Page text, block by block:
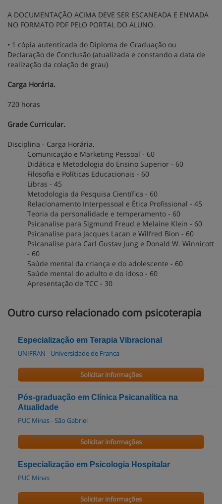
A DOCUMENTAÇÃO ACIMA DEVE SER ESCANEADA E ENVIADA
NO FORMATO PDF PELO PORTAL DO ALUNO.
• 1 cópia autenticada do Diploma de Graduação ou
Declaração de Conclusão (atualizada e constando a data de
realização da colação de grau)
Carga Horária.
720 horas
Grade Curricular.
Disciplina - Carga Horária.
Comunicação e Marketing Pessoal - 60
Didática e Metodologia do Ensino Superior - 60
Filosofia e Políticas Educacionais - 60
Libras - 45
Metodologia da Pesquisa Científica - 60
Relacionamento Interpessoal e Ética Profissional - 45
Teoria da personalidade e temperamento - 60
Psicanalise para Sigmund Freud e Melaine Klein - 60
Psicanalise para Jacques Lacan e Wilfred Bion - 60
Psicanalise para Carl Gustav Jung e Donald W. Winnicott
- 60
Saúde mental da criança e do adolescente - 60
Saúde mental do adulto e do idoso - 60
Apresentação de TCC - 30
Outro curso relacionado com psicoterapia
Especialização em Terapia Vibracional
UNIFRAN - Universidade de Franca
Solicitar informações
Pós-graduação em Clínica Psicanalítica na
Atualidade
PUC Minas - São Gabriel
Solicitar informações
Especialização em Psicologia Hospitalar
PUC Minas
Solicitar informações